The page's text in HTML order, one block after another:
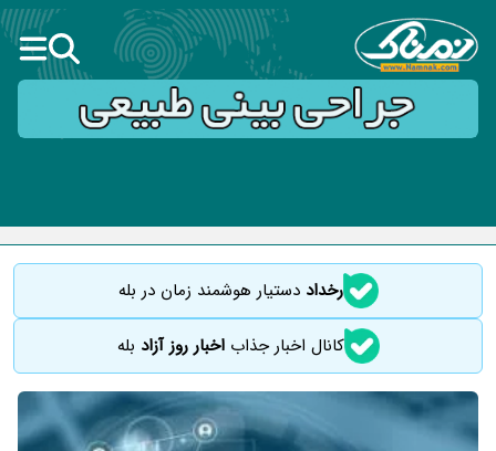
رخداددستیار هوشمند زمان در بله
کانال اخبار جذاباخبار روز آزاد بله